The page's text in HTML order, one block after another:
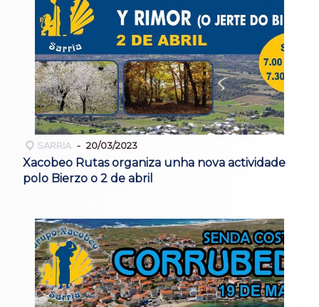
SARRIA 20/03/2023
Xacobeo Rutas organiza unha nova actividade
polo Bierzo o 2 de abril